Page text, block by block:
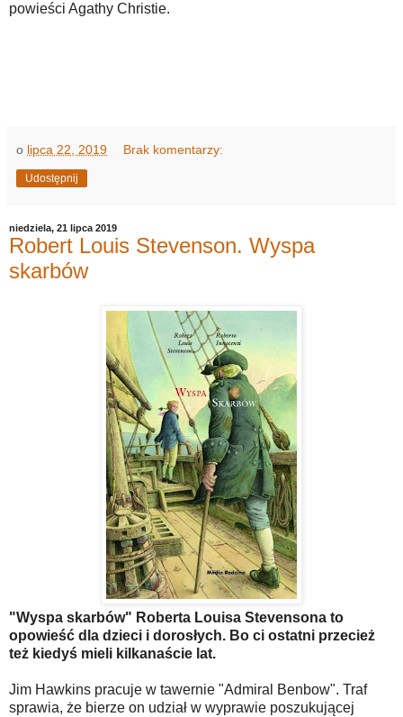
powieści Agathy Christie.
o lipca 22, 2019 Brak komentarzy:
Udostępnij
niedziela, 21 lipca 2019
Robert Louis Stevenson. Wyspa
skarbów
"Wyspa skarbów" Roberta Louisa Stevensona to
opowieść dla dzieci i dorosłych. Bo ci ostatni przecież
też kiedyś mieli kilkanaście lat.
Jim Hawkins pracuje w tawernie "Admiral Benbow". Traf
sprawia, że bierze on udział w wyprawie poszukującej